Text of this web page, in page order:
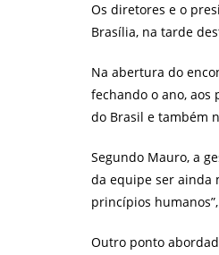
Os diretores e o
Brasília, na tarde
Na abertura do
fechando o ano, aos
do Brasil e também
Segundo Mauro, a
da equipe ser ainda
princípios
Outro ponto